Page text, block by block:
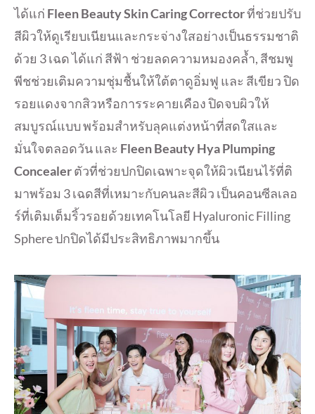
ได้แก่ Fleen Beauty Skin Caring Correctorที่ช่วยปรับ
สีผิวให้ดูเรียบเนียนและกระจ่างใสอย่างเป็นธรรมชาติ
ด้วย 3 เฉด ได้แก่ สีฟ้า ช่วยลดความหมองคล้ำ, สีชมพู
พีชช่วยเติมความชุ่มชื้นให้ใต้ตาดูอิ่มฟู และ สีเขียว ปิด
รอยแดงจากสิวหรือการระคายเคือง ปิดจบผิวให้
สมบูรณ์แบบ พร้อมสำหรับลุคแต่งหน้าที่สดใสและ
มั่นใจตลอดวัน และ Fleen Beauty Hya Plumping
Concealerตัวที่ช่วยปกปิดเฉพาะจุดให้ผิวเนียนไร้ที่ติ
มาพร้อม 3 เฉดสีที่เหมาะกับคนละสีผิว เป็นคอนซีลเลอ
ร์ที่เติมเต็มริ้วรอยด้วยเทคโนโลยี Hyaluronic Filling
Sphere ปกปิดได้มีประสิทธิภาพมากขึ้น